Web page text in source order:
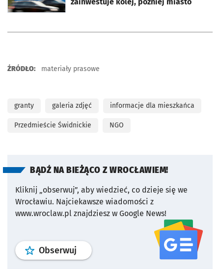
ŹRÓDŁO: materiały prasowe
granty galeria zdjęć informacje dla mieszkańca
Przedmieście Świdnickie NGO
BĄDŹ NA BIEŻĄCO Z WROCŁAWIEM!
Kliknij „obserwuj”, aby wiedzieć, co dzieje się we
Wrocławiu. Najciekawsze wiadomości z
www.wroclaw.pl znajdziesz w Google News!
Obserwuj profil serwisu